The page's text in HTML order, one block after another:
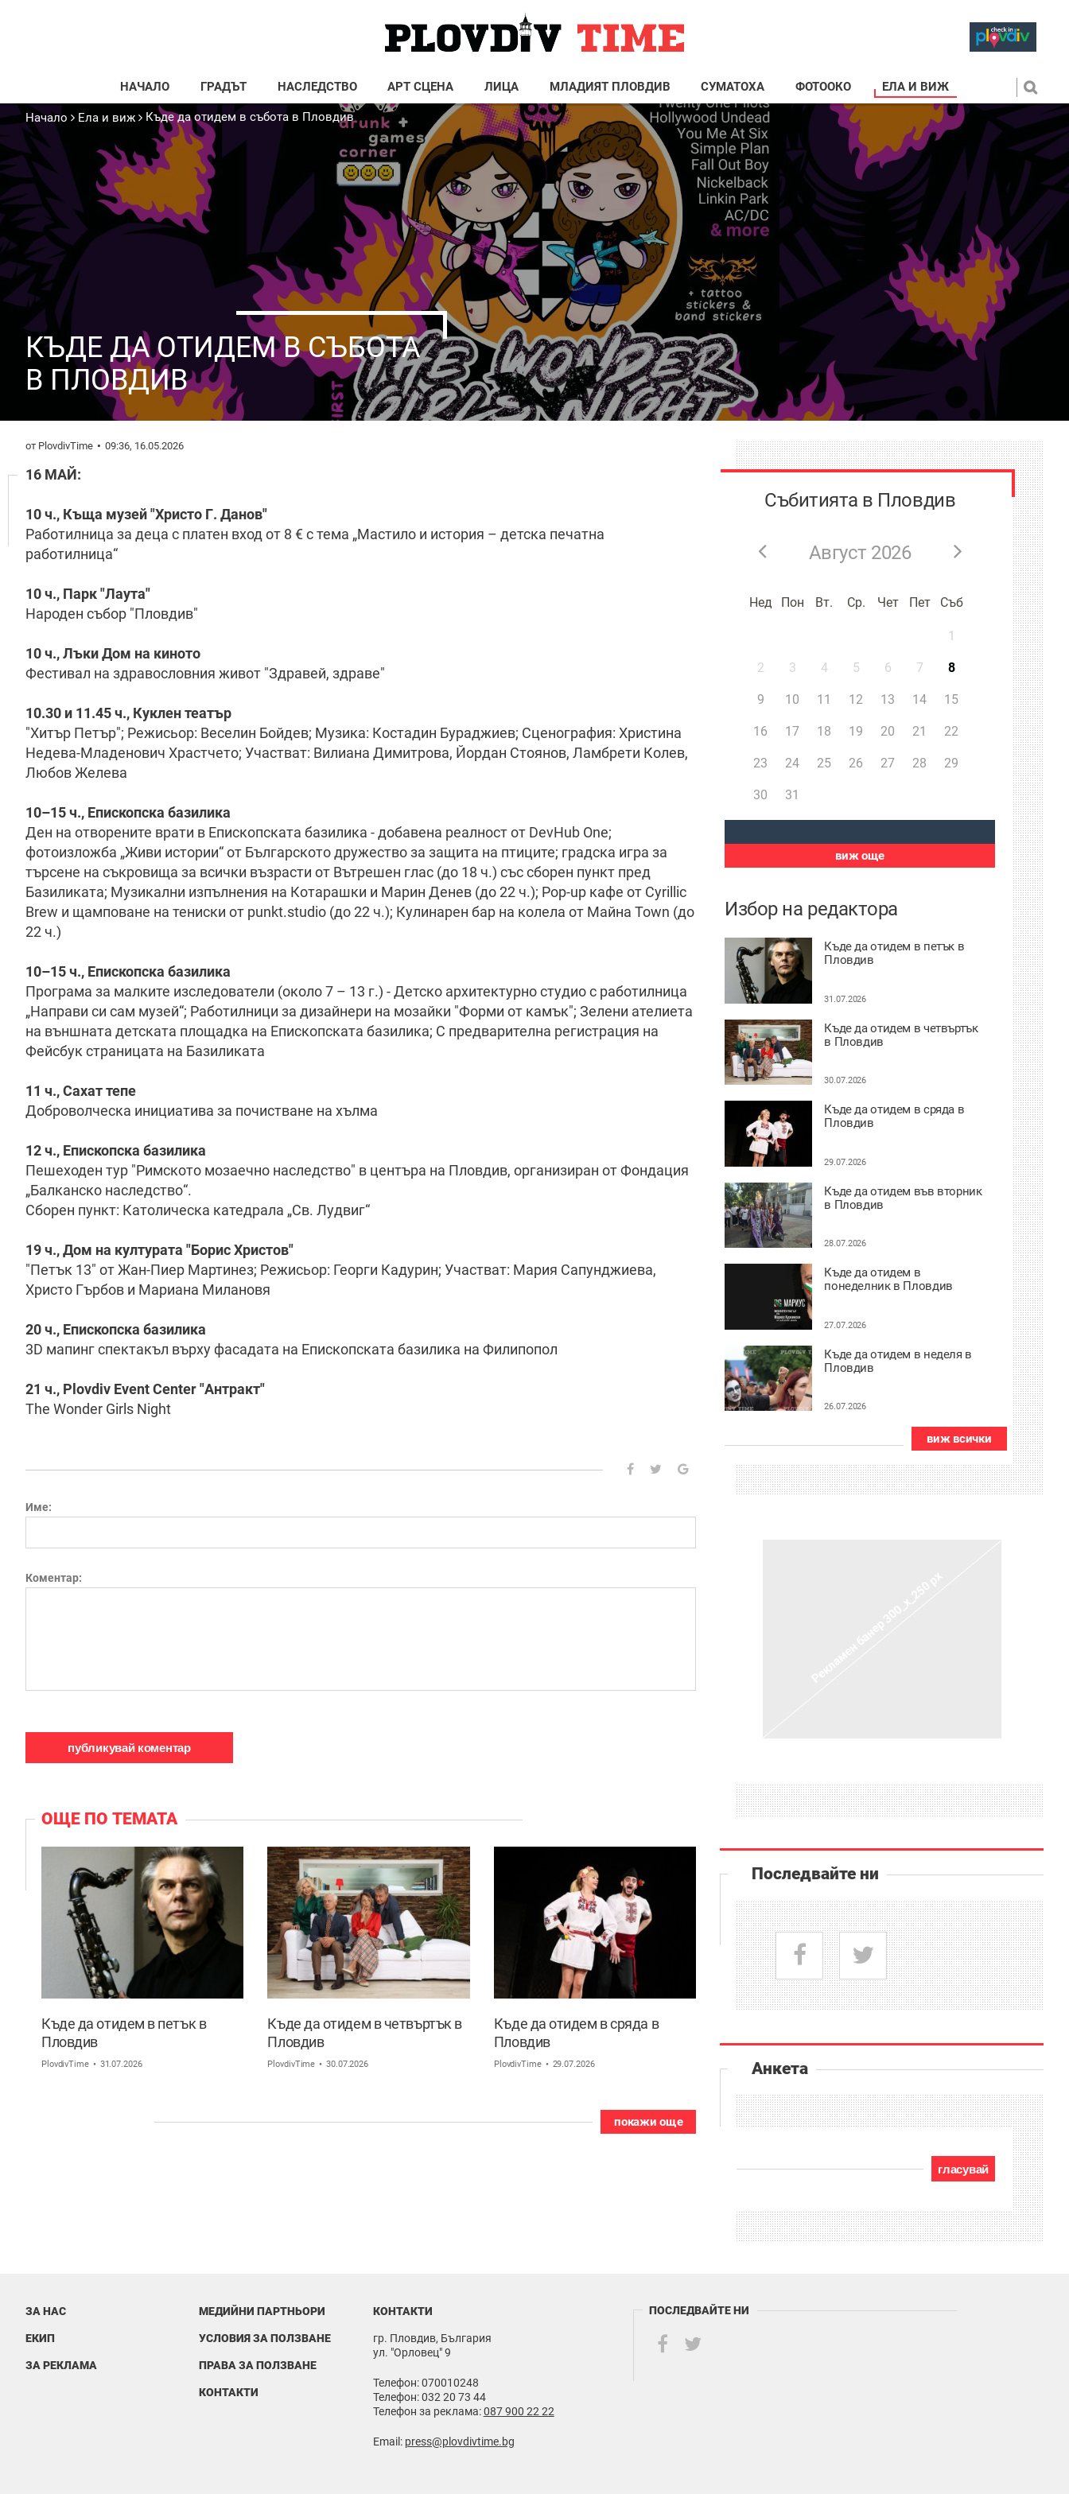
НАЧАЛО ГРАДЪТ НАСЛЕДСТВО АРТ СЦЕНА ЛИЦА МЛАДИЯТ ПЛОВДИВ СУМАТОХА ФОТООКО ЕЛА И ВИЖ
Начало Ела и виж Къде да отидем в събота в Пловдив
КЪДЕ ДА ОТИДЕМ В СЪБОТА
В ПЛОВДИВ
от PlovdivTime 09:36, 16.05.2026
16 МАЙ:
10 ч., Къща музей "Христо Г. Данов"
Работилница за деца с платен вход от 8 € с тема „Мастило и история – детска печатна
работилница“
10 ч., Парк "Лаута"
Народен събор "Пловдив"
10 ч., Лъки Дом на киното
Фестивал на здравословния живот "Здравей, здраве"
10.30 и 11.45 ч., Куклен театър
"Хитър Петър"; Режисьор: Веселин Бойдев; Музика: Костадин Бураджиев; Сценография: Христина
Недева-Младенович Храстчето; Участват: Вилиана Димитрова, Йордан Стоянов, Ламбрети Колев,
Любов Желева
10–15 ч., Епископска базилика
Ден на отворените врати в Епископската базилика - добавена реалност от DevHub One;
фотоизложба „Живи истории“ от Българското дружество за защита на птиците; градска игра за
търсене на съкровища за всички възрасти от Вътрешен глас (до 18 ч.) със сборен пункт пред
Базиликата; Музикални изпълнения на Котарашки и Марин Денев (до 22 ч.); Pop-up кафе от Cyrillic
Brew и щамповане на тениски от punkt.studio (до 22 ч.); Кулинарен бар на колела от Майна Town (до
22 ч.)
10–15 ч., Епископска базилика
Програма за малките изследователи (около 7 – 13 г.) - Детско архитектурно студио с работилница
„Направи си сам музей“; Работилници за дизайнери на мозайки "Форми от камък"; Зелени ателиета
на външната детската площадка на Епископската базилика; С предварителна регистрация на
Фейсбук страницата на Базиликата
11 ч., Сахат тепе
Доброволческа инициатива за почистване на хълма
12 ч., Епископска базилика
Пешеходен тур "Римското мозаечно наследство" в центъра на Пловдив, организиран от Фондация
„Балканско наследство“.
Сборен пункт: Католическа катедрала „Св. Лудвиг“
19 ч., Дом на културата "Борис Христов"
"Петък 13" от Жан-Пиер Мартинез; Режисьор: Георги Кадурин; Участват: Мария Сапунджиева,
Христо Гърбов и Мариана Милановя
20 ч., Епископска базилика
3D мапинг спектакъл върху фасадата на Епископската базилика на Филипопол
21 ч., Plovdiv Event Center "Антракт"
The Wonder Girls Night
Име:
Коментар:
ОЩЕ ПО ТЕМАТА
Къде да отидем в петък в
Пловдив
PlovdivTime 31.07.2026
Къде да отидем в четвъртък в
Пловдив
PlovdivTime 30.07.2026
Къде да отидем в сряда в
Пловдив
PlovdivTime 29.07.2026
покажи още
Събитията в Пловдив
Август 2026
Нед Пон Вт. Ср. Чет Пет Съб
1
2 3 4 5 6 7 8
9 10 11 12 13 14 15
16 17 18 19 20 21 22
23 24 25 26 27 28 29
30 31
виж още
Избор на редактора
Къде да отидем в петък в
Пловдив
31.07.2026
Къде да отидем в четвъртък
в Пловдив
30.07.2026
Къде да отидем в сряда в
Пловдив
29.07.2026
Къде да отидем във вторник
в Пловдив
28.07.2026
Къде да отидем в
понеделник в Пловдив
27.07.2026
Къде да отидем в неделя в
Пловдив
26.07.2026
виж всички
Последвайте ни
Анкета
гласувай
ЗА НАС
ЕКИП
ЗА РЕКЛАМА
МЕДИЙНИ ПАРТНЬОРИ
УСЛОВИЯ ЗА ПОЛЗВАНЕ
ПРАВА ЗА ПОЛЗВАНЕ
КОНТАКТИ
КОНТАКТИ
гр. Пловдив, България
ул. "Орловец" 9
Телефон: 070010248
Телефон: 032 20 73 44
Телефон за реклама:087 900 22 22
Email: press@plovdivtime.bg
ПОСЛЕДВАЙТЕ НИ